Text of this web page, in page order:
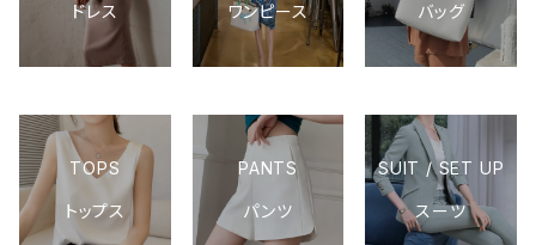
ドレス ワンピース バッグ
TOPS
トップス
PANTS
パンツ
SUIT / SET UP
スーツ